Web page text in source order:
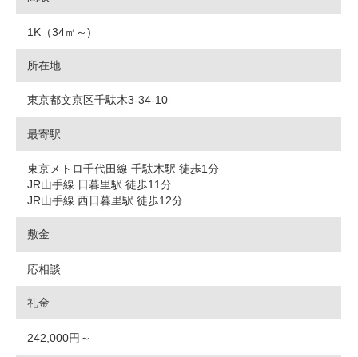
1K（34㎡～)
所在地
東京都文京区千駄木3-34-10
最寄駅
東京メトロ千代田線 千駄木駅 徒歩1分
JR山手線 日暮里駅 徒歩11分
JR山手線 西日暮里駅 徒歩12分
敷金
応相談
礼金
242,000円～